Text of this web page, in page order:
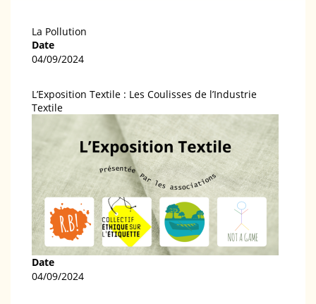
La Pollution
Date
04/09/2024
L’Exposition Textile : Les Coulisses de l’Industrie
Textile
Date
04/09/2024